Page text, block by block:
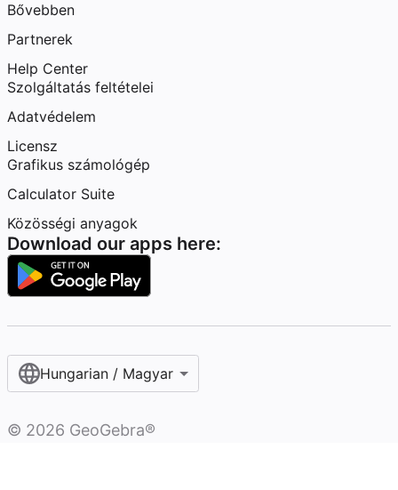
Bővebben
Partnerek
Help Center
Szolgáltatás feltételei
Adatvédelem
Licensz
Grafikus számológép
Calculator Suite
Közösségi anyagok
Download our apps here:
Hungarian / Magyar‎
© 2026 GeoGebra®